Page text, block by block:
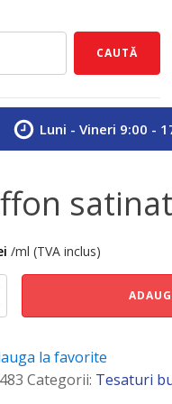
CAUTĂ
Luni - Vineri 9:00 -
/ml (TVA inclus)
la favorite
Categorii: Tesaturi